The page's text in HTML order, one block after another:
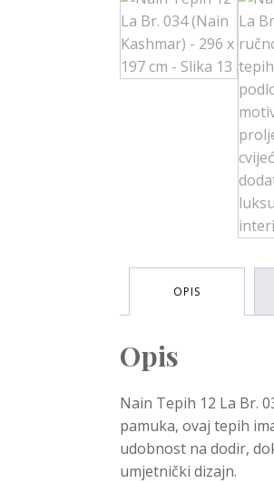
OPIS
Opis
Nain Tepih 12 La Br.
pamuka, ovaj tepih
udobnost na dodir,
umjetnički dizajn.